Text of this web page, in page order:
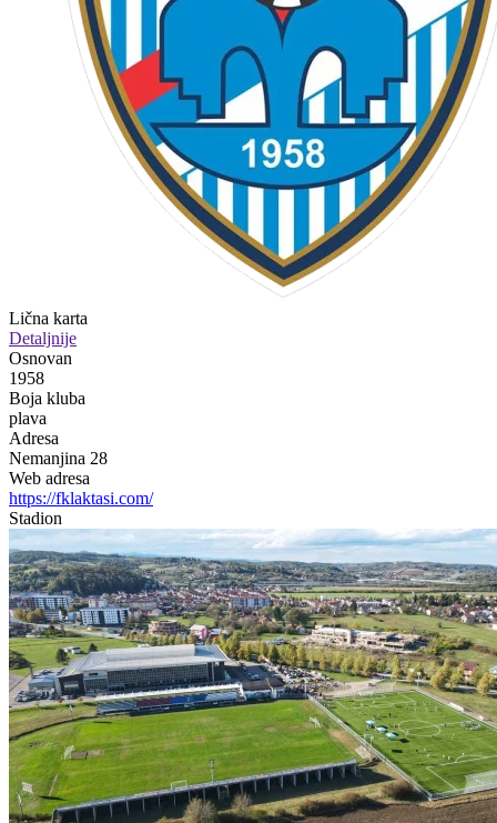
Lična karta
Detaljnije
Osnovan
1958
Boja kluba
plava
Adresa
Nemanjina 28
Web adresa
https://fklaktasi.com/
Stadion